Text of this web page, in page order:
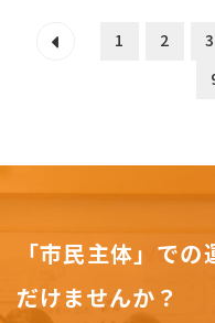
1 2 3
「市民主体」で
だけませんか？